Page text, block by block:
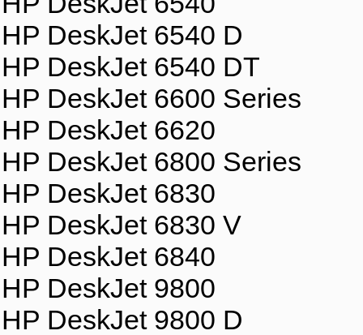
HP DeskJet 6540 D
HP DeskJet 6540 DT
HP DeskJet 6600 Series
HP DeskJet 6620
HP DeskJet 6800 Series
HP DeskJet 6830
HP DeskJet 6830 V
HP DeskJet 6840
HP DeskJet 9800
HP DeskJet 9800 D